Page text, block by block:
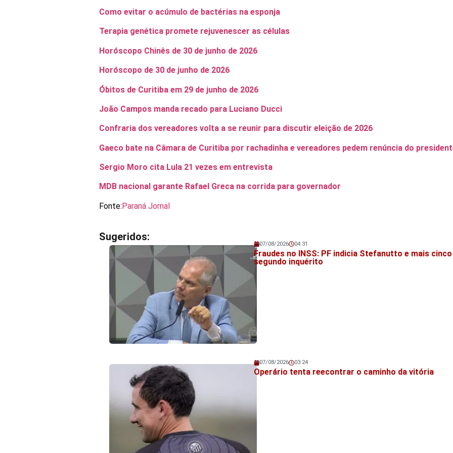
Como evitar o acúmulo de bactérias na esponja
Terapia genética promete rejuvenescer as células
Horóscopo Chinês de 30 de junho de 2026
Horóscopo de 30 de junho de 2026
Óbitos de Curitiba em 29 de junho de 2026
João Campos manda recado para Luciano Ducci
Confraria dos vereadores volta a se reunir para discutir eleição de 2026
Gaeco bate na Câmara de Curitiba por rachadinha e vereadores pedem renúncia do
Sergio Moro cita Lula 21 vezes em entrevista
MDB nacional garante Rafael Greca na corrida para governador
Fonte:Paraná Jornal
Sugeridos:
Veja também!
07/08/2026 04:31
Fraudes no INSS: PF indicia Stefanutto e mais
segundo inquérito
Veja também!
07/08/2026 03:24
Operário tenta reecontrar o caminho da vitória